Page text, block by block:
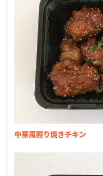
中華風照り焼きチキン